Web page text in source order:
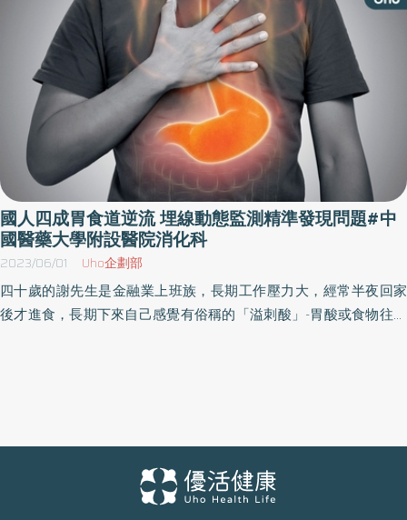
國人四成胃食道逆流 埋線動態監測精準發現問題#中
國醫藥大學附設醫院消化科
2023/06/01 Uho企劃部
四十歲的謝先生是金融業上班族，長期工作壓力大，經常半夜回家
後才進食，長期下來自己感覺有俗稱的「溢刺酸」-胃酸或食物往上
先生進行「動態酸鹼值監測 (ambulatory pH monitor)」：將一條0.2
公分細小導管，經謝先生的鼻腔放入食道與胃附近，導管外接動態